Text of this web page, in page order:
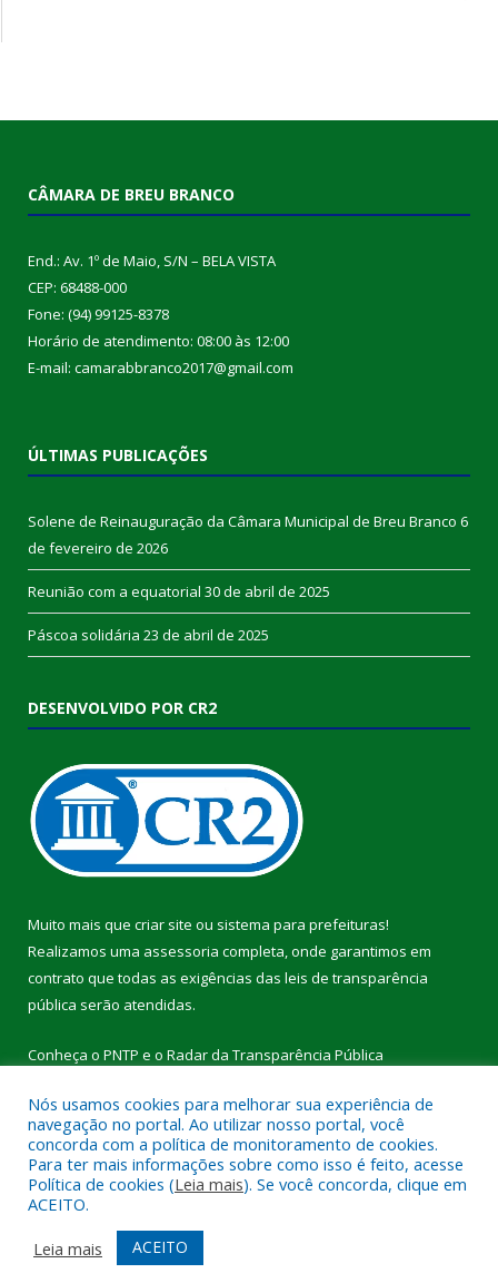
CÂMARA DE BREU BRANCO
End.: Av. 1º de Maio, S/N – BELA VISTA
CEP: 68488-000
Fone: (94) 99125-8378
Horário de atendimento: 08:00 às 12:00
E-mail: camarabbranco2017@gmail.com
ÚLTIMAS PUBLICAÇÕES
Solene de Reinauguração da Câmara Municipal de Breu Branco 6
de fevereiro de 2026
Reunião com a equatorial 30 de abril de 2025
Páscoa solidária 23 de abril de 2025
DESENVOLVIDO POR CR2
Muito mais que criar site ou sistema para prefeituras!
Realizamos uma assessoria completa, onde garantimos em
contrato que todas as exigências das leis de transparência
pública serão atendidas.
Conheça o PNTP e o Radar da Transparência Pública
Todos os direitos reservados a Câmara Municipal de Breu
Branco.
Mapa do Site
Acessar Área Administrativa
Acessar Webmail
Nós usamos cookies para melhorar sua experiência de
navegação no portal. Ao utilizar nosso portal, você
concorda com a política de monitoramento de cookies.
Para ter mais informações sobre como isso é feito, acesse
Política de cookies (Leia mais). Se você concorda, clique em
ACEITO.
Leia mais
ACEITO